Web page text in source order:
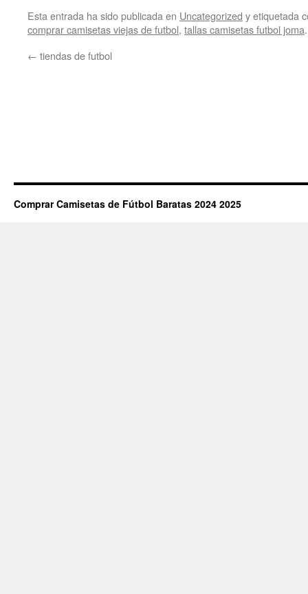
Esta entrada ha sido publicada en Uncategorized y etiquetada
comprar camisetas viejas de futbol, tallas camisetas futbol joma
← tiendas de futbol
Comprar Camisetas de Fútbol Baratas 2024 2025